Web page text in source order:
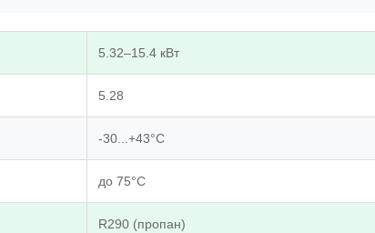
5.32–15.4 кВт
5.28
-30...+43°C
до 75°C
R290 (пропан)